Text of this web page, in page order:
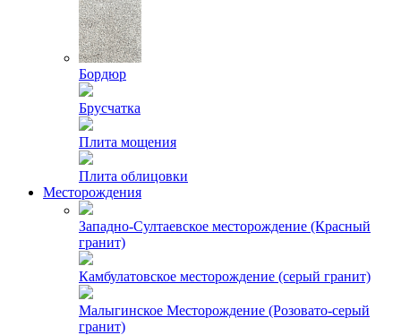
Бордюр
Брусчатка
Плита мощения
Плита облицовки
Месторождения
Западно-Султаевское месторождение (Красный
гранит)
Камбулатовское месторождение (cерый гранит)
Малыгинское Месторождение (Розовато-серый
гранит)